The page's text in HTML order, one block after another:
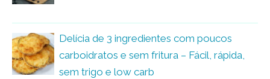
Delícia de 3 ingredientes com poucos
carboidratos e sem fritura – Fácil, rápida,
sem trigo e low carb